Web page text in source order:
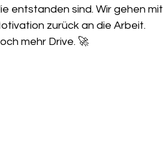
entstanden sind. Wir gehen mit
zurück an die Arbeit.
mehr Drive. 🚀